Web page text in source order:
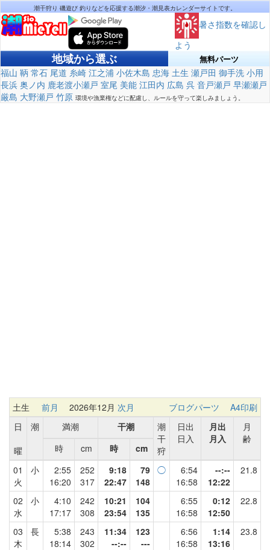
潮干狩り 磯遊び 釣りなどを応援する潮汐・潮見表カレンダーサイトです。
暑さ指数を確認し
よう
地域から選ぶ 無料パーツ
福山 鞆 常石 尾道 糸崎 江之浦 小佐木島 忠海 土生 瀬戸田 御手洗 小用
長浜 奥ノ内 鹿老渡小瀬戸 室尾 美能 江田内 広島 呉 音戸瀬戸 早瀬瀬戸
厳島 大野瀬戸 竹原 環境や漁業権などに配慮し、ルールを守って楽しみましょう。
土生 前月 2026年12月 次月 ブログパーツ
A4印刷
日
曜
潮 満潮 干潮
潮
干
狩
日出
日入
月出
月入
月
齢
時
cm 時
cm
01
火
小
2:55
16:20
252
317
9:18
22:47
79
148
◯
6:54
16:58
--:--
12:22
21.8
02
水
小
4:10
17:17
242
308
10:21
23:54
104
135
6:55
16:58
0:12
12:50
22.8
03
木
長
5:38
18:14
243
302
11:34
--:--
123
---
6:56
16:58
1:14
13:16
23.8